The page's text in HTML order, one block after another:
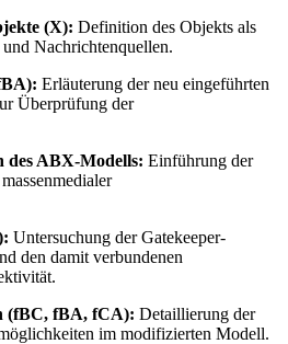
(X): Definition des Objekts als
Nachrichtenquellen.
Erläuterung der neu eingeführten
Überprüfung der
des ABX-Modells: Einführung der
Untersuchung der Gatekeeper-
den damit verbundenen
(fBC, fBA, fCA): Detaillierung der
im modifizierten Modell.